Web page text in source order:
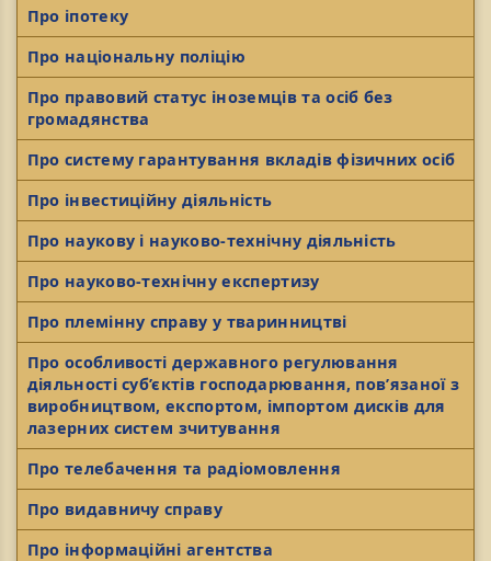
Про іпотеку
Про національну поліцію
Про правовий статус іноземців та осіб без
громадянства
Про систему гарантування вкладів фізичних осіб
Про інвестиційну діяльність
Про наукову і науково-технічну діяльність
Про науково-технічну експертизу
Про племінну справу у тваринництві
Про особливості державного регулювання
діяльності суб’єктів господарювання, пов’язаної з
виробництвом, експортом, імпортом дисків для
лазерних систем зчитування
Про телебачення та радіомовлення
Про видавничу справу
Про інформаційні агентства